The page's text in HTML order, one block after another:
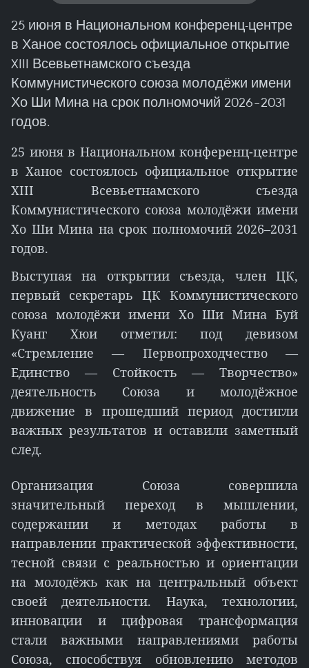
25 июня в Национальном конференц-центре
в Ханое состоялось официальное открытие
XIII Всевьетнамского съезда
Коммунистического союза молодёжи имени
Хо Ши Мина на срок полномочий 2026–2031
годов.
25 июня в Национальном конференц-центре
в Ханое состоялось официальное открытие
XIII Всевьетнамского съезда
Коммунистического союза молодёжи имени
Хо Ши Мина на срок полномочий 2026–2031
годов.
Выступая на открытии съезда, член ЦК,
первый секретарь ЦК Коммунистического
союза молодёжи имени Хо Ши Мина Буй
Куанг Хюи отметил: под девизом
«Стремление — Первопроходчество —
Единство — Стойкость — Творчество»
деятельность Союза и молодёжное
движение в прошедший период достигли
важных результатов и оставили заметный
след.
Организация Союза совершила
значительный переход в мышлении,
содержании и методах работы в
направлении практической эффективности,
тесной связи с реальностью и ориентации
на молодёжь как на центральный объект
своей деятельности. Наука, технологии,
инновации и цифровая трансформация
стали важными направлениями работы
Союза, способствуя обновлению методов